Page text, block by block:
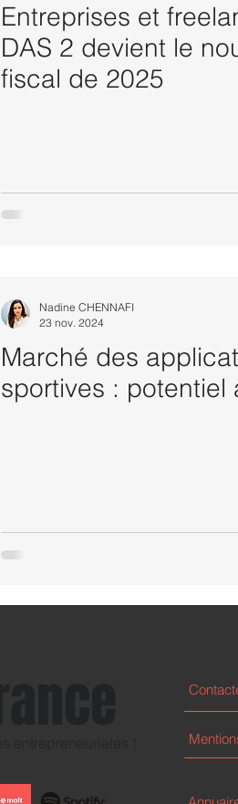
Entreprises et
DAS 2 devient le
fiscal de 2025
Marché des
sportives : potentiel
Nadine CHENNAFI
23 nov. 2024